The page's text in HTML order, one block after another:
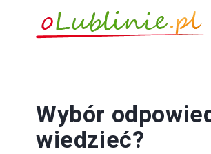
Wybór
wiedzieć?